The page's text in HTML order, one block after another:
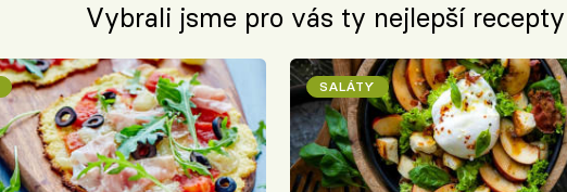
Vybrali jsme pro vás ty nejlepší
SALÁTY